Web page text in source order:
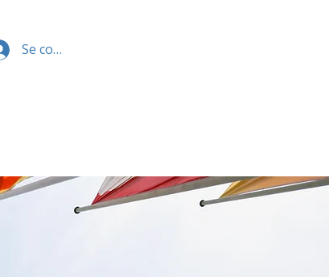
Se connecter